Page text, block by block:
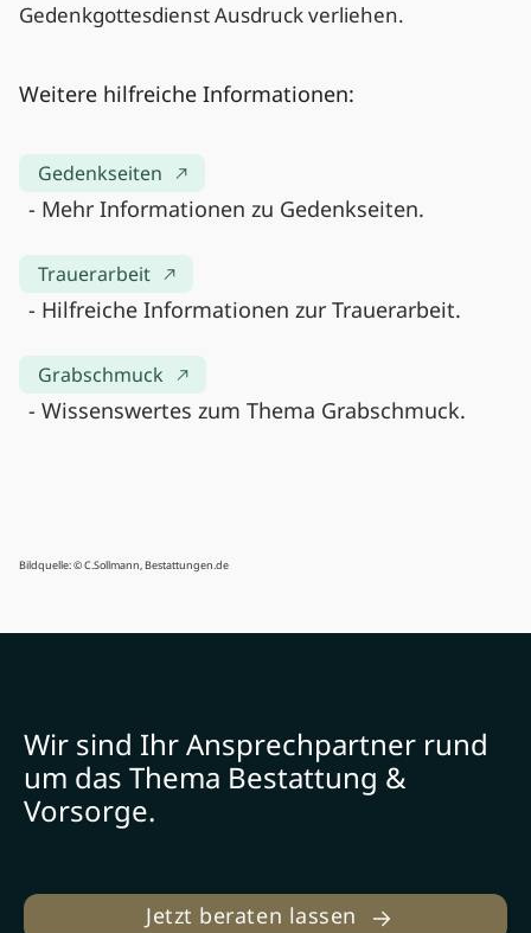
Gedenkgottesdienst Ausdruck verliehen.
Weitere hilfreiche Informationen:
Gedenkseiten
- Mehr Informationen zu Gedenkseiten.
Trauerarbeit
- Hilfreiche Informationen zur Trauerarbeit.
Grabschmuck
- Wissenswertes zum Thema Grabschmuck.
Bildquelle: © C.Sollmann, Bestattungen.de
Wir sind Ihr Ansprechpartner rund
um das Thema Bestattung &
Vorsorge.
Jetzt beraten lassen